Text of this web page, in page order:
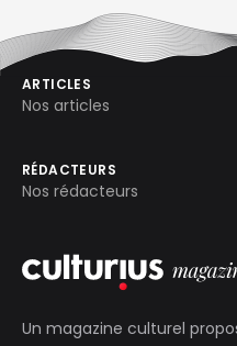
Un magazine culturel
ARTICLES
Nos articles
RÉDACTEURS
Nos rédacteurs